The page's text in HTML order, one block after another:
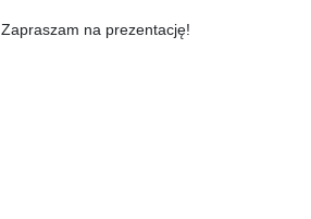
Zapraszam na prezentację!